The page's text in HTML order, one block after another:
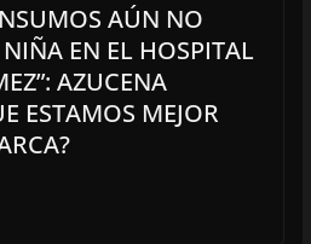
AÚN NO
EN EL HOSPITAL
AZUCENA
ESTAMOS MEJOR